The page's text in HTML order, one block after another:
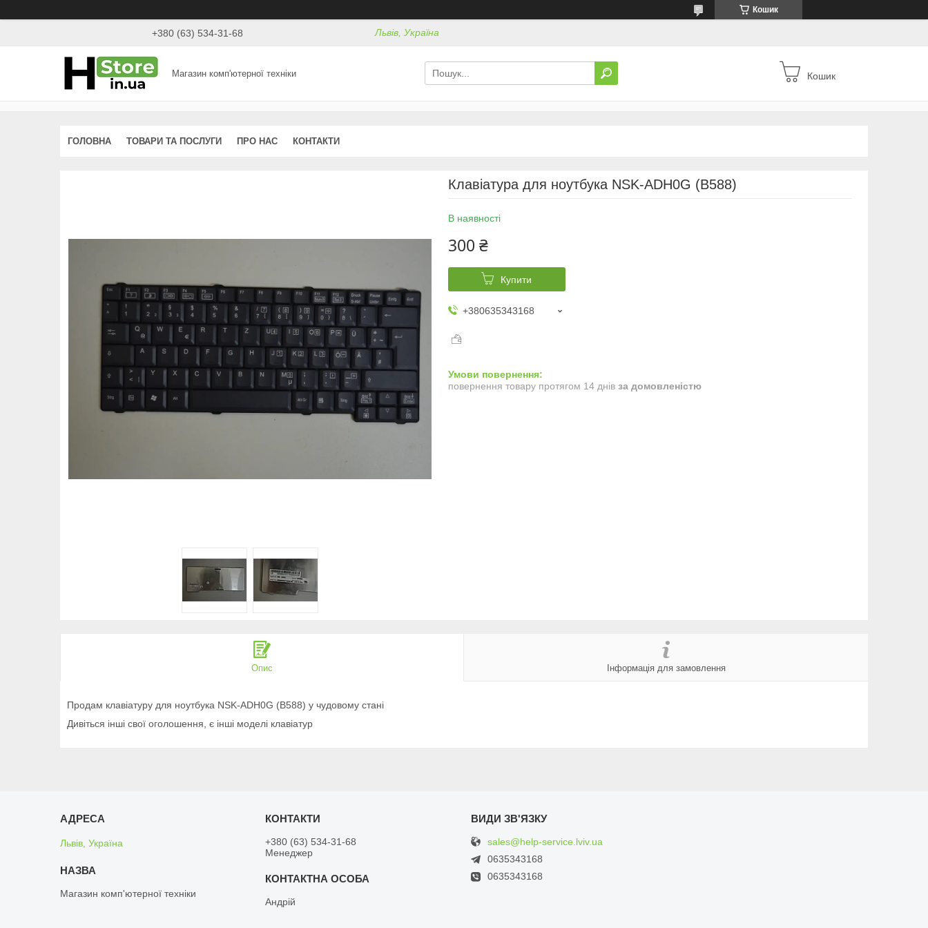
Кошик
+380 (63) 534-31-68 Львів, Україна
Магазин комп'ютерної техніки Кошик
ГОЛОВНА ТОВАРИ ТА ПОСЛУГИ ПРО НАС КОНТАКТИ
Клавіатура для ноутбука NSK-ADH0G (B588)
В наявності
300 ₴
Купити
+380635343168
повернення товару протягом 14 днів за домовленістю
Опис Інформація для замовлення
Продам клавіатуру для ноутбука NSK-ADH0G (B588) у чудовому стані
Дивіться інші свої оголошення, є інші моделі клавіатур
Львів, Україна
Магазин комп'ютерної техніки
+380 (63) 534-31-68
Менеджер
Андрій
sales@help-service.lviv.ua
0635343168
0635343168